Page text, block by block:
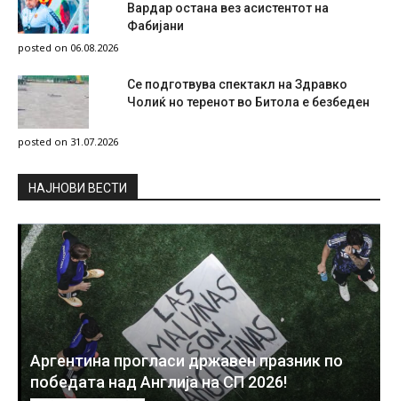
Вардар остана вез асистентот на
Фабијани
posted on 06.08.2026
Се подготвува спектакл на Здравко
Чолиќ но теренот во Битола е безбеден
posted on 31.07.2026
НAЈНОВИ ВЕСТИ
Аргентина прогласи државен празник по
победата над Англија на СП 2026!